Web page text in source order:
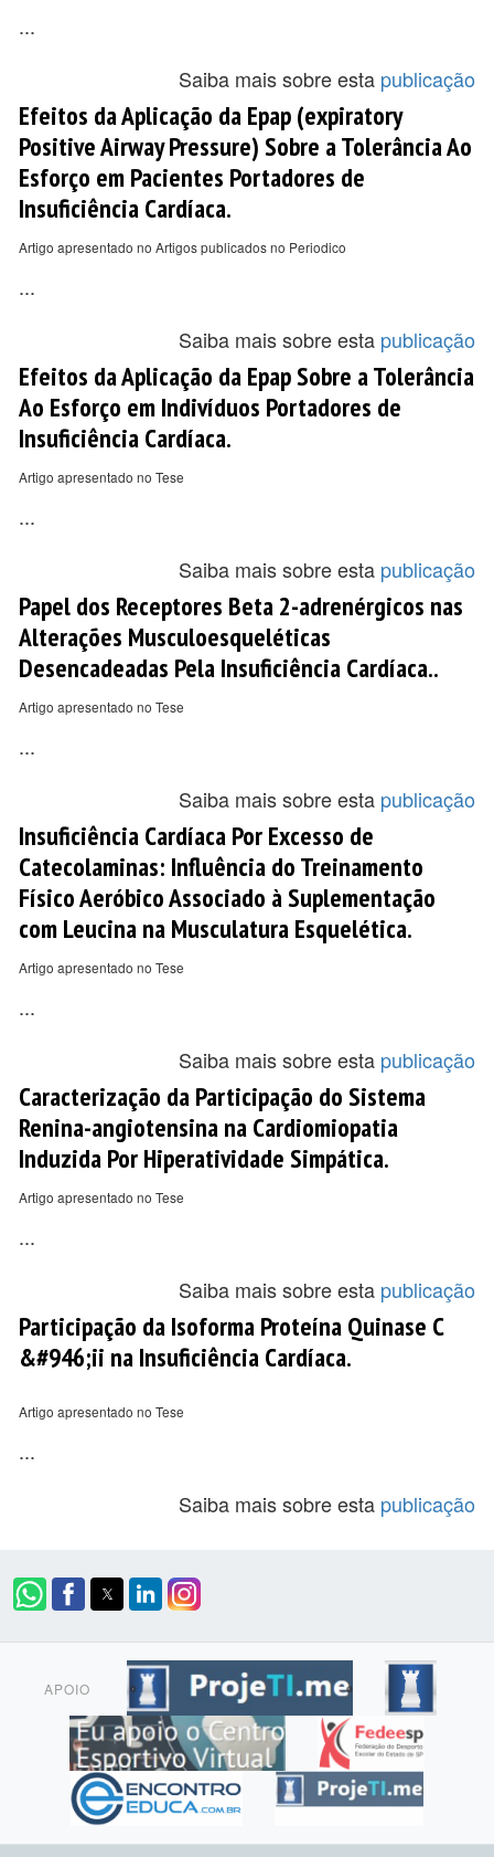
...
Saiba mais sobre esta publicação
Efeitos da Aplicação da Epap (expiratory
Positive Airway Pressure) Sobre a Tolerância Ao
Esforço em Pacientes Portadores de
Insuficiência Cardíaca.
Artigo apresentado no Artigos publicados no Periodico
...
Saiba mais sobre esta publicação
Efeitos da Aplicação da Epap Sobre a Tolerância
Ao Esforço em Indivíduos Portadores de
Insuficiência Cardíaca.
Artigo apresentado no Tese
...
Saiba mais sobre esta publicação
Papel dos Receptores Beta 2-adrenérgicos nas
Alterações Musculoesqueléticas
Desencadeadas Pela Insuficiência Cardíaca..
Artigo apresentado no Tese
...
Saiba mais sobre esta publicação
Insuficiência Cardíaca Por Excesso de
Catecolaminas: Influência do Treinamento
Físico Aeróbico Associado à Suplementação
com Leucina na Musculatura Esquelética.
Artigo apresentado no Tese
...
Saiba mais sobre esta publicação
Caracterização da Participação do Sistema
Renina-angiotensina na Cardiomiopatia
Induzida Por Hiperatividade Simpática.
Artigo apresentado no Tese
...
Saiba mais sobre esta publicação
Participação da Isoforma Proteína Quinase C
&#946;ii na Insuficiência Cardíaca.
Artigo apresentado no Tese
...
Saiba mais sobre esta publicação
APOIO